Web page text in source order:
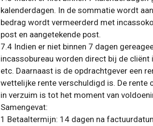
kalenderdagen. In de sommatie wordt
bedrag wordt vermeerderd met
post en aangetekende post.
7.4 Indien er niet binnen 7 dagen
incassobureau worden direct bij de
etc. Daarnaast is de opdrachtgever een
wettelijke rente verschuldigd is. De rente
in verzuim is tot het moment van
Samengevat:
1 Betaaltermijn: 14 dagen na